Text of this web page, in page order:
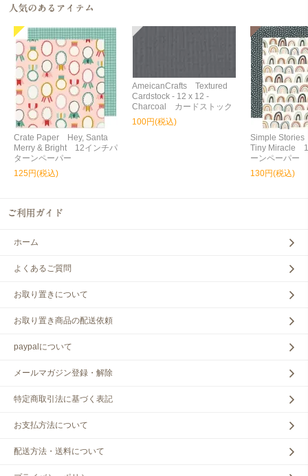
Crate Paper Hey, Santa
Merry & Bright 12インチパ
ターンペーパー
125円(税込)
AmeicanCrafts Textured
Cardstock - 12 x 12 -
Charcoal カードストック
100円(税込)
Simple
Tiny Miracle
ーンペーパー
130円(税込)
ホーム
よくあるご質問
お取り置きについて
お取り置き商品の配送依頼
paypalについて
メールマガジン登録・解除
特定商取引法に基づく表記
お支払方法について
配送方法・送料について